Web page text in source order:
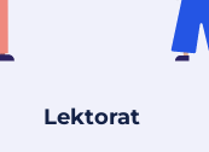
Lektorat